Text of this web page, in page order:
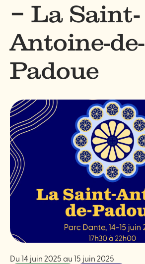
– La Saint-
Antoine-de-
Padoue
Du14 juin 2025 au15 juin 2025